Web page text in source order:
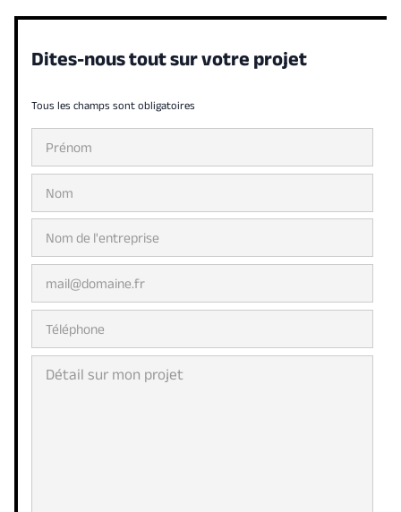
Dites-nous tout sur votre projet
Tous les champs sont obligatoires